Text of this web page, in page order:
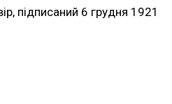
підписаний 6 грудня 1921